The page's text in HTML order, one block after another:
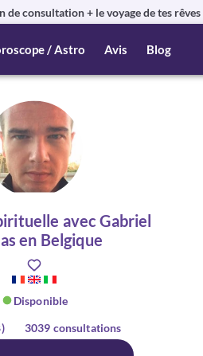
de consultation + le voyage de tes rêves
/ Astro Avis Blog
avec Gabriel
en Belgique
Disponible
3039 consultations